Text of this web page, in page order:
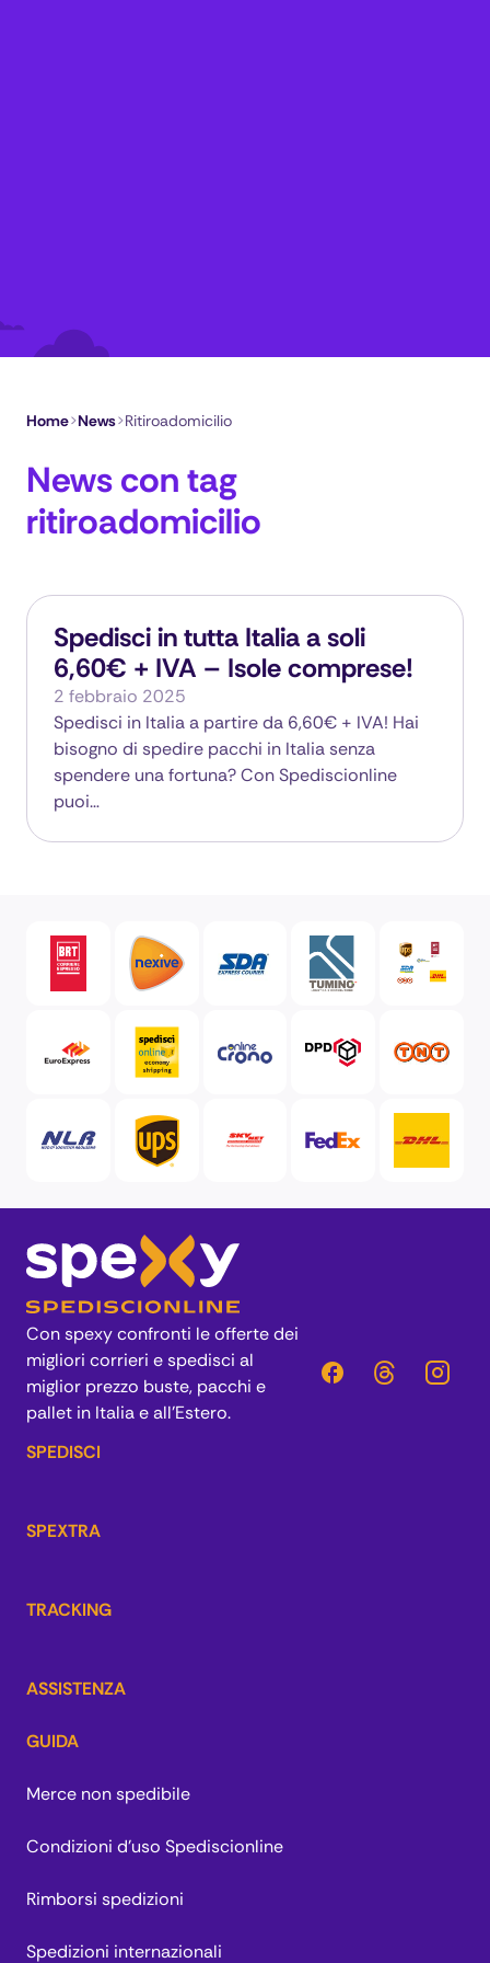
Home>News>Ritiroadomicilio
News con tag
ritiroadomicilio
Spedisci in tutta Italia a soli
6,60€ + IVA – Isole comprese!
2 febbraio 2025
Spedisci in Italia a partire da 6,60€ + IVA! Hai
bisogno di spedire pacchi in Italia senza
spendere una fortuna? Con Spediscionline
puoi…
Con spexy confronti le offerte dei
migliori corrieri e spedisci al
miglior prezzo buste, pacchi e
pallet in Italia e all’Estero.
SPEDISCI
SPEXTRA
TRACKING
ASSISTENZA
GUIDA
Merce non spedibile
Condizioni d'uso Spediscionline
Rimborsi spedizioni
Spedizioni internazionali